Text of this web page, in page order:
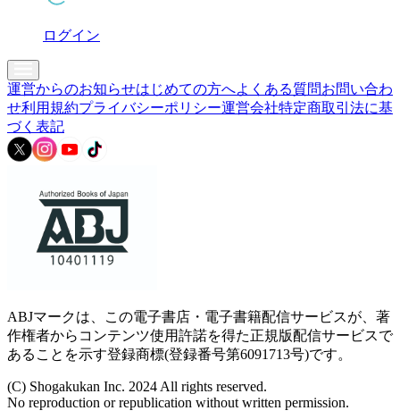
ログイン
運営からのお知らせはじめての方へよくある質問お問い合わ
せ利用規約プライバシーポリシー運営会社特定商取引法に基
づく表記
ABJマークは、この電子書店・電子書籍配信サービスが、著
作権者からコンテンツ使用許諾を得た正規版配信サービスで
あることを示す登録商標(登録番号第6091713号)です。
(C) Shogakukan Inc. 2024 All rights reserved.
No reproduction or republication without written permission.